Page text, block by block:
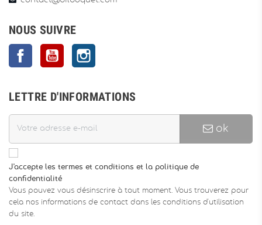
NOUS SUIVRE
FacebookYouTube
LETTRE D'INFORMATIONS
ok
J'accepte les termes et conditions et la politique de
confidentialité
Vous pouvez vous désinscrire à tout moment. Vous trouverez pour
cela nos informations de contact dans les conditions d'utilisation
du site.